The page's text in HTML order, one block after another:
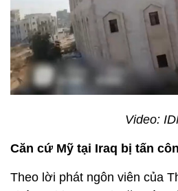
Video:
Căn cứ Mỹ tại Iraq bị tấn
Theo lời phát ngôn viên của